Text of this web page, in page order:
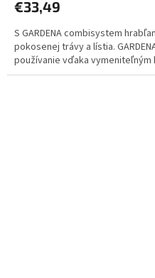
€33,49
S GARDENA combisystem
pokosenej trávy a lístia.
používanie vďaka vymeniteľným